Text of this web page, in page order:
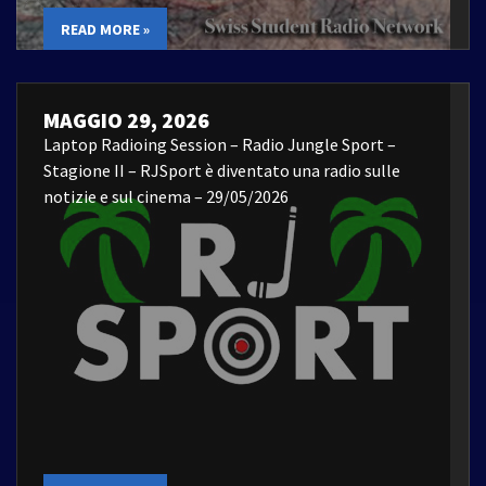
READ MORE »
MAGGIO 29, 2026
Laptop Radioing Session – Radio Jungle Sport –
Stagione II – RJSport è diventato una radio sulle
notizie e sul cinema – 29/05/2026